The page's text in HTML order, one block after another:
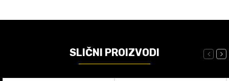
SLIČNI PROIZVODI